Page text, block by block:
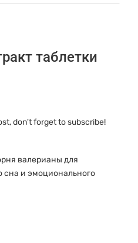
таблетки
don't forget to subscribe!
валерианы для
сна и эмоционального